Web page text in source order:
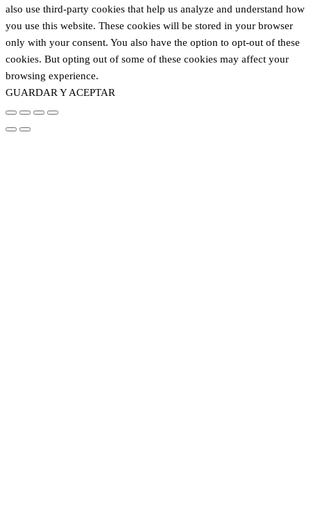
also use third-party cookies that help us analyze and understand how
you use this website. These cookies will be stored in your browser
only with your consent. You also have the option to opt-out of these
cookies. But opting out of some of these cookies may affect your
browsing experience.
GUARDAR Y ACEPTAR